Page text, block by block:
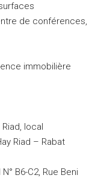
de conférences,
immobilière
Riad, local
Riad – Rabat
B6-C2, Rue Beni